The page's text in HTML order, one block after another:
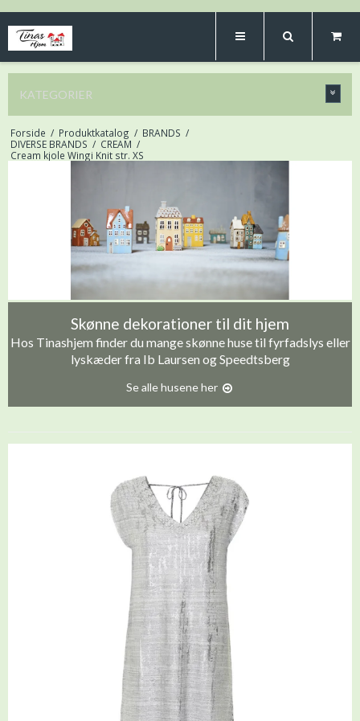
KATEGORIER
Forside / Produktkatalog / BRANDS /
DIVERSE BRANDS / CREAM /
Cream kjole Wingi Knit str. XS
Skønne dekorationer til dit hjem
Hos Tinashjem finder du mange skønne huse til fyrfadslys eller
lyskæder fra Ib Laursen og Speedtsberg
Se alle husene her